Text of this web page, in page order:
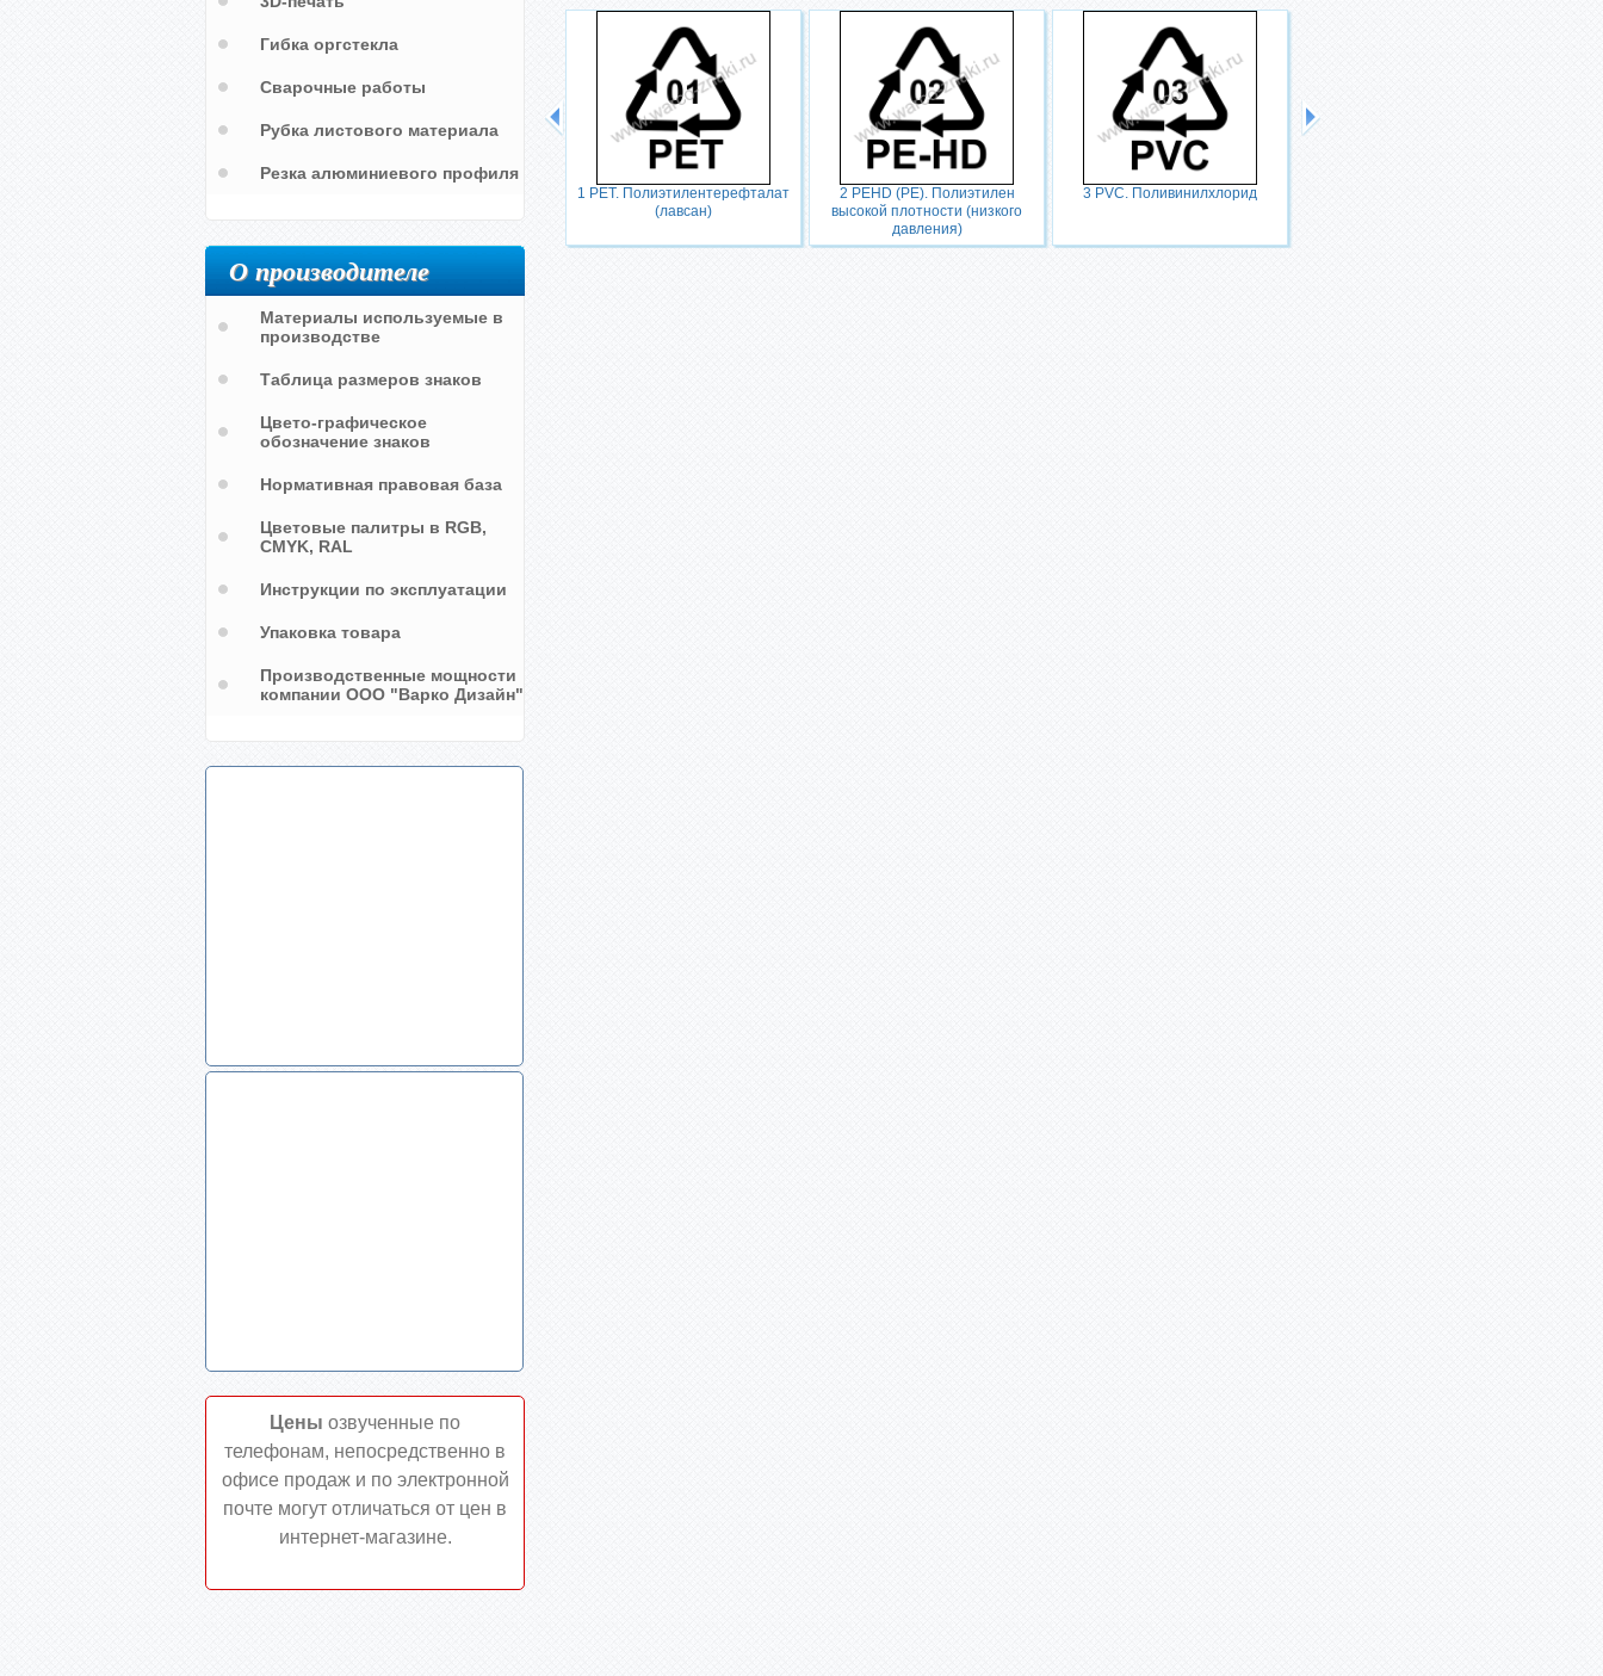
1 PET. Полиэтилентерефталат
(лавсан)
2 PEHD (PE). Полиэтилен
высокой плотности (низкого
давления)
3 PVC. Поливинилхлорид
Гибка оргстекла
Сварочные работы
Рубка листового материала
Резка алюминиевого профиля
О производителе
Материалы используемые в
производстве
Таблица размеров знаков
Цвето-графическое
обозначение знаков
Нормативная правовая база
Цветовые палитры в RGB,
CMYK, RAL
Инструкции по эксплуатации
Упаковка товара
Производственные мощности
компании ООО "Варко Дизайн"
Цены озвученные по
телефонам, непосредственно в
офисе продаж и по электронной
почте могут отличаться от цен в
интернет-магазине.